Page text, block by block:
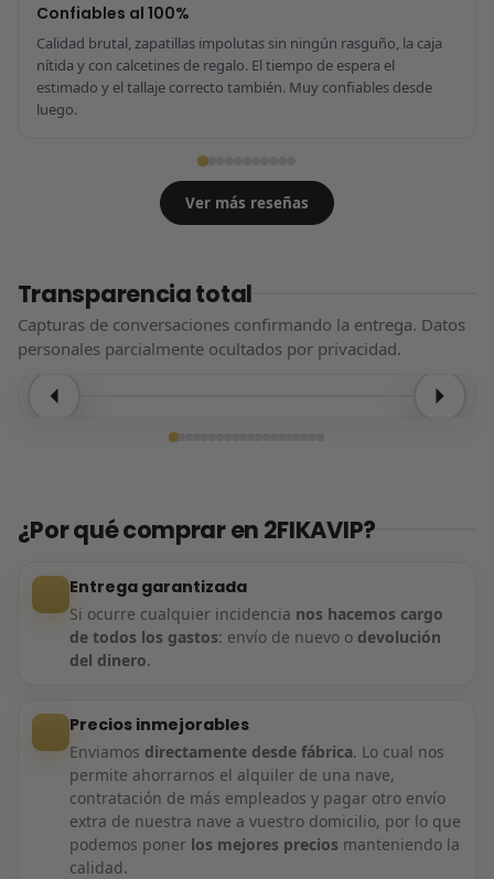
Confiables al 100%
Calidad brutal, zapatillas impolutas sin ningún rasguño, la caja
nítida y con calcetines de regalo. El tiempo de espera el
estimado y el tallaje correcto también. Muy confiables desde
luego.
Ver más reseñas
Transparencia total
Capturas de conversaciones confirmando la entrega. Datos
personales parcialmente ocultados por privacidad.
¿Por qué comprar en 2FIKAVIP?
Entrega garantizada
Si ocurre cualquier incidencia nos hacemos cargo
de todos los gastos: envío de nuevo o devolución
del dinero.
Precios inmejorables
Enviamos directamente desde fábrica. Lo cual nos
permite ahorrarnos el alquiler de una nave,
contratación de más empleados y pagar otro envío
extra de nuestra nave a vuestro domicilio, por lo que
podemos poner los mejores precios manteniendo la
calidad.